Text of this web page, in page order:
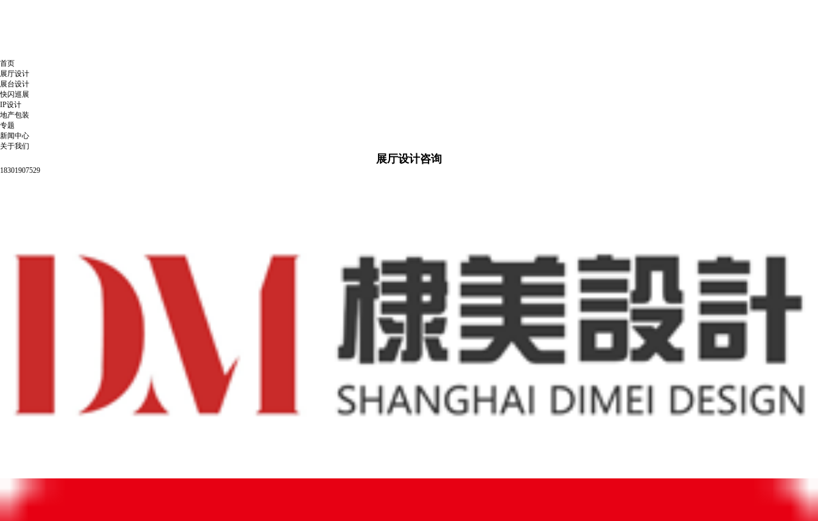
首页
展厅设计
展台设计
快闪巡展
IP设计
地产包装
专题
新闻中心
关于我们
展厅设计咨询
18301907529